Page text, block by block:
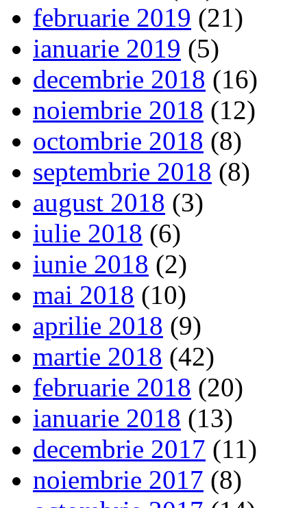
februarie 2019 (21)
ianuarie 2019 (5)
decembrie 2018 (16)
noiembrie 2018 (12)
octombrie 2018 (8)
septembrie 2018 (8)
august 2018 (3)
iulie 2018 (6)
iunie 2018 (2)
mai 2018 (10)
aprilie 2018 (9)
martie 2018 (42)
februarie 2018 (20)
ianuarie 2018 (13)
decembrie 2017 (11)
noiembrie 2017 (8)